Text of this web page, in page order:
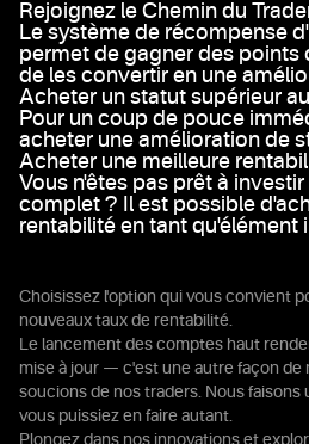
Rejoignez le Chemin du
Le système de récompense
permet de gagner des points
de les convertir en une
Acheter un statut supérieur
Pour un coup de pouce
acheter une amélioration de
Acheter une meilleure
Vous n'êtes pas prêt à
complet ? Il est possible
rentabilité en tant qu'élément
Choisissez l'option qui vous convient
nouveaux taux de rentabilité.
Le lancement des comptes haut
mise à jour — c'est une autre façon de
soucions de nos traders. Nous faisons
vous puissiez en faire autant.
Plongez dans nos innovations et